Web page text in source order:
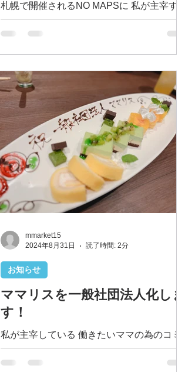
札幌で開催されるNO MAPSに 私が主宰する
コミュニティ 「一般社団法人ママリス」 の
メンバーと登壇してきました！ NO MAPS
ス」 として、 5日間に渡り、札幌中心部の各
所で...
ママリスを一般社団法人化しま
す！
私が主宰している 働きたいママの為のコミ
ュニティ 「ママリス」を 一般社団法人化し
ます！ そのキックオフミーティングを 先日
お知らせ
mmarket15
2024年8月31日
読了時間: 2分